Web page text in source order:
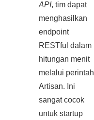
API, tim dapat
menghasilkan
endpoint
RESTful dalam
hitungan menit
melalui perintah
Artisan. Ini
sangat cocok
untuk startup